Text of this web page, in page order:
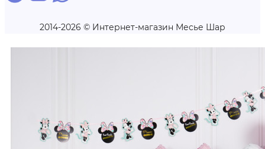
2014-2026 © Интернет-магазин Месье Шар